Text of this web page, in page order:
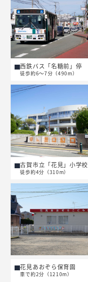
西鉄バス「名糖前」停
徒歩約6～7分（490m）
古賀市立「花見」小学校
徒歩約4分（310m）
花見あおぞら保育園
車で約2分（1210m）